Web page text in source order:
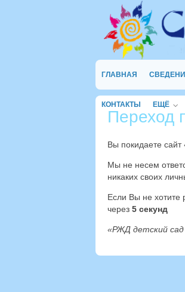
ГЛАВНАЯ
КОНТАКТЫ ЕЩЁ
Переход
Вы покидаете сайт
Мы не несем
никаких своих
Если Вы не хотите
через 4 секунд
«РЖД детский сад